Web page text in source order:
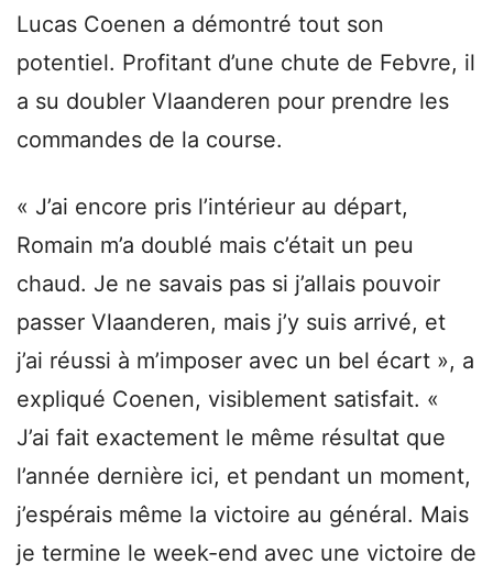
Lucas Coenen a démontré tout son
potentiel. Profitant d’une chute de Febvre, il
a su doubler Vlaanderen pour prendre les
commandes de la course.
« J’ai encore pris l’intérieur au départ,
Romain m’a doublé mais c’était un peu
chaud. Je ne savais pas si j’allais pouvoir
passer Vlaanderen, mais j’y suis arrivé, et
j’ai réussi à m’imposer avec un bel écart », a
expliqué Coenen, visiblement satisfait. «
J’ai fait exactement le même résultat que
l’année dernière ici, et pendant un moment,
j’espérais même la victoire au général. Mais
je termine le week-end avec une victoire de